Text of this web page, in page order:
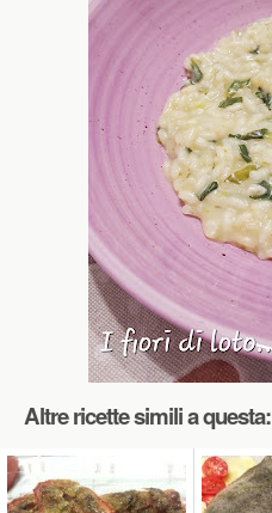
Altre ricette simili a questa: